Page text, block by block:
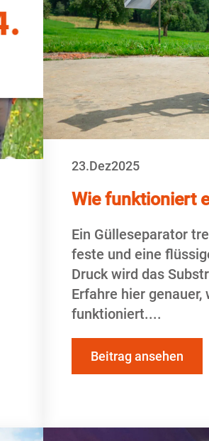
23.Dez2025
Wie funktioniert
Ein Gülleseparator
feste und eine
Druck wird das
Erfahre hier
funktioniert.
Beitrag ansehen